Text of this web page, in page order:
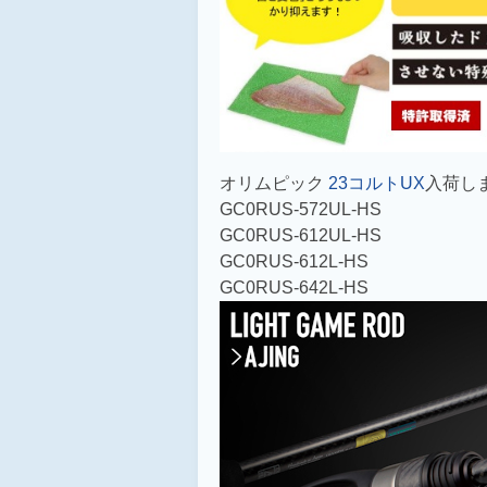
オリムピック 23コルトUX 入荷し
GC0RUS-572UL-HS
GC0RUS-612UL-HS
GC0RUS-612L-HS
GC0RUS-642L-HS